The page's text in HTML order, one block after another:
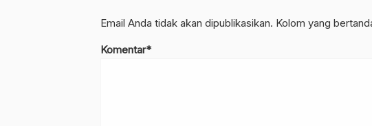
Email Anda tidak akan dipublikasikan. Kolom yang
Komentar*